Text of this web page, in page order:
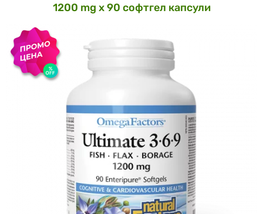
1200 mg х 90 софтгел капсули